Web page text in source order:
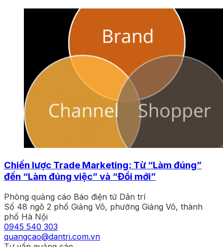
Chiến lược Trade Marketing: Từ “Làm đúng”
đến “Làm đúng việc” và “Đổi mới”
Phòng quảng cáo Báo điện tử Dân trí
Số 48 ngõ 2 phố Giảng Võ, phường Giảng Võ, thành
phố Hà Nội
0945 540 303
quangcao@dantri.com.vn